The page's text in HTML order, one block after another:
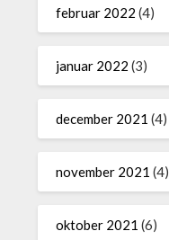
februar 2022 (4)
januar 2022 (3)
december 2021 (4)
november 2021 (4)
oktober 2021 (6)